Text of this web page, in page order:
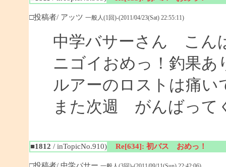
□投稿者/ アッツ 一般人(1回)-(2011/04/23(Sat) 22:55:11)
中学バサーさん こん
ニゴイおめっ！釣果あ
ルアーのロストは痛い
また次週 がんばって
■1812 / inTopicNo.910) Re[634]: 初バス おめっ！
□投稿者/ 中学バサー